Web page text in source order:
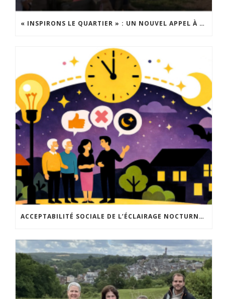
« INSPIRONS LE QUARTIER » : UN NOUVEL APPEL À PROJETS EST LANCÉ !
ACCEPTABILITÉ SOCIALE DE L’ÉCLAIRAGE NOCTURNE : LE REPLAY EST DISPONIBLE